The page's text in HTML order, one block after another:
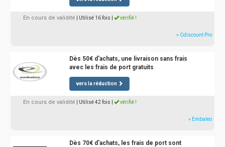
En cours de validité | Utilisé 16 fois vérifié !
» Cdiscount Pro
Dès 50€ d'achats, une livraison sans frais
avec les frais de port gratuits
vers la réduction
En cours de validité | Utilisé 42 fois vérifié !
» Embaleo
Dès 70€ d'achats, les frais de port sont